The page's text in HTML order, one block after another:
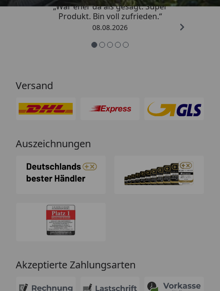
„War eher da als gesagt. Super
Produkt. Bin voll zufrieden.“
08.08.2026
Versand
Auszeichnungen
Akzeptierte Zahlungsarten